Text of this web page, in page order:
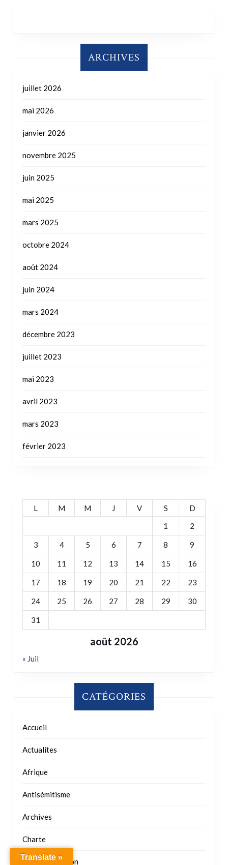
ARCHIVES
juillet 2026
mai 2026
janvier 2026
novembre 2025
juin 2025
mai 2025
mars 2025
octobre 2024
août 2024
juin 2024
mars 2024
décembre 2023
juillet 2023
mai 2023
avril 2023
mars 2023
février 2023
août 2026
L M M J V S
D
1
2
3 4 5 6 7 8 9
10 11 12 13 14 15 16
17 18 19 20 21 22 23
24 25 26 27 28 29 30
31
« Juil
CATÉGORIES
Accueil
Actualites
Afrique
Antisémitisme
Archives
Charte
Commémoration
Translate »